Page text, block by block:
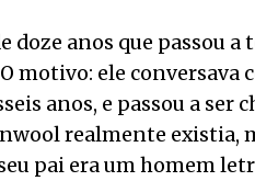
doze anos que passou
motivo: ele
anos, e passou a ser
realmente existia,
pai era um homem